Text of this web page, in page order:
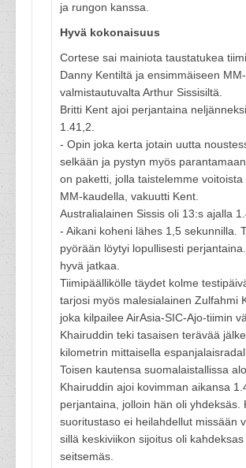
ja rungon kanssa.
Hyvä kokonaisuus
Cortese sai mainiota taustatukea
Danny Kentiltä ja ensimmäiseen
valmistautuvalta Arthur Sissisiltä.
Britti Kent ajoi perjantaina
1.41,2.
- Opin joka kerta jotain uutta
selkään ja pystyn myös
on paketti, jolla taistelemme voitoista
MM-kaudella, vakuutti Kent.
Australialainen Sissis oli 13:s ajalla
- Aikani koheni lähes 1,5 sekunnilla.
pyörään löytyi lopullisesti
hyvä jatkaa.
Tiimipäällikölle täydet kolme
tarjosi myös malesialainen Zulfahmi
joka kilpailee AirAsia-SIC-Ajo-tiimin
Khairuddin teki tasaisen terävää
kilometrin mittaisella
Toisen kautensa suomalaistallissa
Khairuddin ajoi kovimman aikansa
perjantaina, jolloin hän oli yhdeksäs.
suoritustaso ei heilahdellut missään
sillä keskiviikon sijoitus oli
seitsemäs.